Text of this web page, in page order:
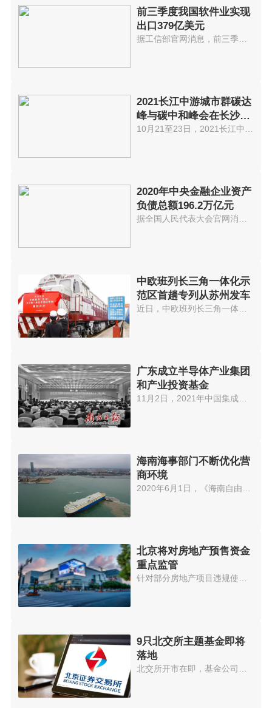
前三季度我国软件业实现
出口379亿美元
2021长江中游城市群碳达
峰与碳中和峰会在长沙举
办
2020年中央金融企业资产
负债总额196.2万亿元
中欧班列长三角一体化示
范区首趟专列从苏州发车
广东成立半导体产业集团
和产业投资基金
11月2日，2021年中国集成电路制...
海南海事部门不断优化营
商环境
2020年6月1日，《海南自由贸易港...
北京将对房地产预售资金
重点监管
针对部分房地产项目违规使用预售...
9只北交所主题基金即将
落地